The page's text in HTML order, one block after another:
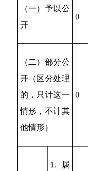
（一）予以公
开
0
（二）部分公
开（区分处理
的，只计这一
情形，不计其
他情形）
0
1.属